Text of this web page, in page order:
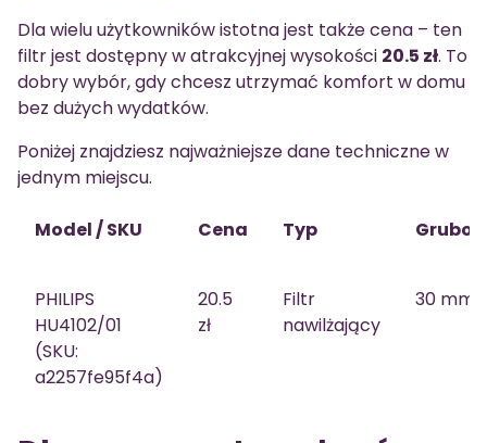
Dla wielu użytkowników istotna jest także cena – ten
filtr jest dostępny w atrakcyjnej wysokości 20.5 zł. To
dobry wybór, gdy chcesz utrzymać komfort w domu
bez dużych wydatków.
Poniżej znajdziesz najważniejsze dane techniczne w
jednym miejscu.
Model / SKU Cena Typ
PHILIPS
HU4102/01
(SKU:
a2257fe95f4a)
20.5
zł
Filtr
nawilżający
30 mm